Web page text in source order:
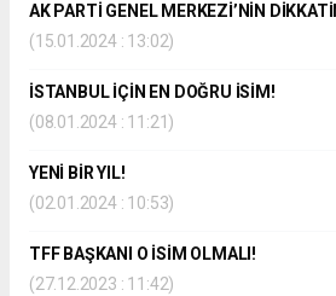
AK PARTİ GENEL MERKEZİ’NİN
(15.01.2024 : 13:02)
İSTANBUL İÇİN EN DOĞRU İSİM!
(08.01.2024 : 11:21)
YENİ BİR YIL!
(02.01.2024 : 10:53)
TFF BAŞKANI O İSİM OLMALI!
(27.12.2023 : 11:42)